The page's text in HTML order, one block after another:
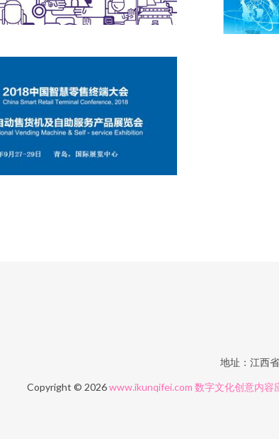
地址：江西
Copyright © 2026www.ikunqifei.com 数字文化创意内容